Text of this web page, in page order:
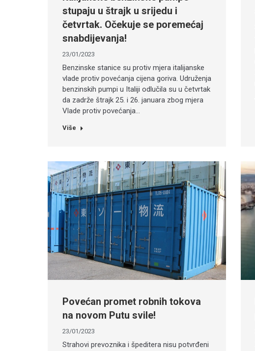
stupaju u štrajk u srijedu i
četvrtak. Očekuje se poremećaj
snabdijevanja!
23/01/2023
Benzinske stanice su protiv mjera italijanske
vlade protiv povećanja cijena goriva. Udruženja
benzinskih pumpi u Italiji odlučila su u četvrtak
da zadrže štrajk 25. i 26. januara zbog mjera
Vlade protiv povećanja…
Više
Povećan promet robnih tokova
na novom Putu svile!
23/01/2023
Strahovi prevoznika i špeditera nisu potvrđeni